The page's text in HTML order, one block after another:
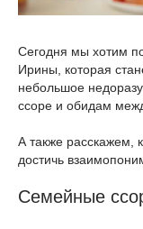
Сегодня мы хотим
Ирины, которая
небольшое
ссоре и обидам
А также расскажем,
достичь
Семейные